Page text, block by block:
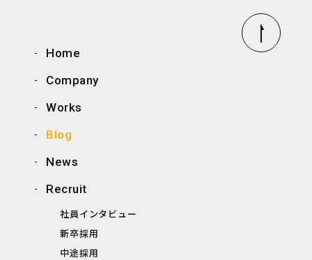
Home
Company
Works
Blog
News
Recruit
社員インタビュー
新卒採用
中途採用